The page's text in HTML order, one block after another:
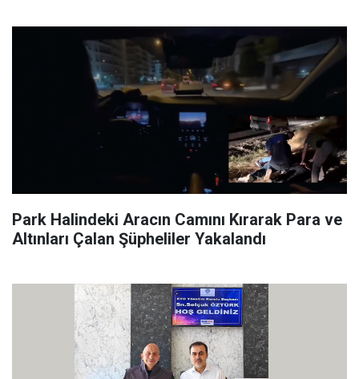
Park Halindeki Aracın Camını Kırarak Para ve
Altınları Çalan Şüpheliler Yakalandı